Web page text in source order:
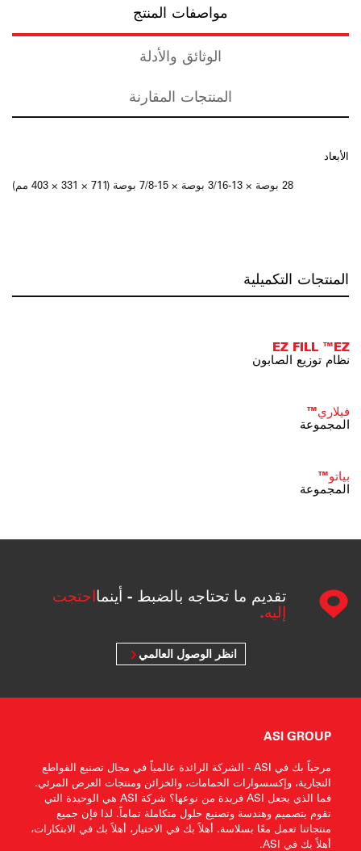
مواصفات المنتج
الوثائق والأدلة
المنتجات المقارنة
الأبعاد
28 بوصة × 13-3/16 بوصة × 15-7/8 بوصة (711 × 331 × 403 مم)
المنتجات التكميلية
EZ FILL ™EZ
نظام توزيع الصابون
فيلاري™
المجموعة
بياتو™
المجموعة
تقديم ما تحتاجه بالضبط - أينمااحتجت
إليه.
انظر الوصول العالمي
ASI GROUP
مرحباً بك في ASI - الشركة الرائدة عالمياً في مجال تصنيع القواطع
التجارية، وإكسسوارات الحمامات، والخزائن ومنتجات العرض المرئي.
فما الذي يجعل ASI فريدة من نوعها؟ شركة ASI هي الوحيدة التي
تقوم بتصميم وهندسة وتصنيع حلول متكاملة تماماً. لذا فإن جميع
منتجاتنا تعمل معًا بسلاسة. أهلاً بك في الاختيار، أهلاً بك في الابتكارات،
أهلاً بك في ASI.